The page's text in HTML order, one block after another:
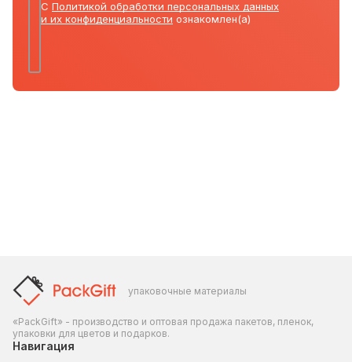
С Политикой обработки персональных данных
и их конфиденциальности ознакомлен(а)
упаковочные материалы
«PackGift» - производство и оптовая продажа пакетов, пленок,
упаковки для цветов и подарков.
Навигация